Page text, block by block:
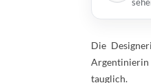
Die
Argentinierin
tauglich.